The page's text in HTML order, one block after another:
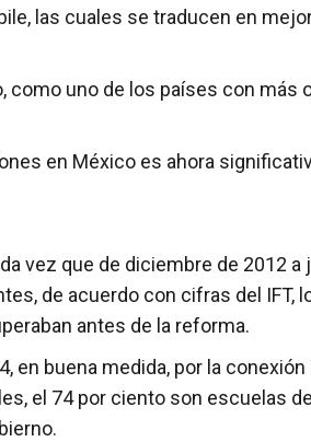
las cuales se traducen en
uno de los países con
en México es ahora
vez que de diciembre de 2012 a
de acuerdo con cifras del IFT,
antes de la reforma.
buena medida, por la
el 74 por ciento son escuelas